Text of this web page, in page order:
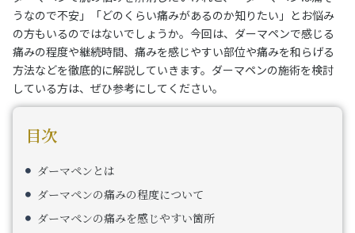
うなので不安」「どのくらい痛みがあるのか知りたい」とお悩み
の方もいるのではないでしょうか。今回は、ダーマペンで感じる
痛みの程度や継続時間、痛みを感じやすい部位や痛みを和らげる
方法などを徹底的に解説していきます。ダーマペンの施術を検討
している方は、ぜひ参考にしてください。
目次
ダーマペンとは
ダーマペンの痛みの程度について
ダーマペンの痛みを感じやすい箇所